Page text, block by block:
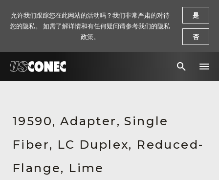
19590, Adapter, Single
Fiber, LC Duplex, Reduced-
Flange, Lime
允许我们跟踪您在此网站的活动吗？我们非常严肃的对待
您的隐私。 如需了解详情和有任何疑问请参考我们的隐私
政策。
是
否